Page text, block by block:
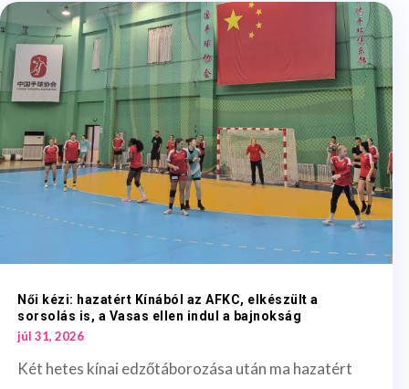
Női kézi: hazatért Kínából az AFKC, elkészült a
sorsolás is, a Vasas ellen indul a bajnokság
júl 31, 2026
Két hetes kínai edzőtáborozása után ma hazatért